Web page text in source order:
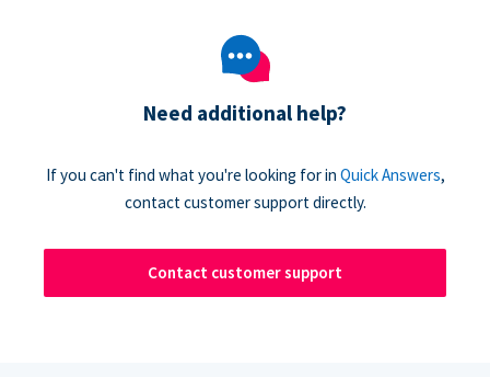
Need additional help?
If you can't find what you're looking for in Quick Answers,
contact customer support directly.
Contact customer support